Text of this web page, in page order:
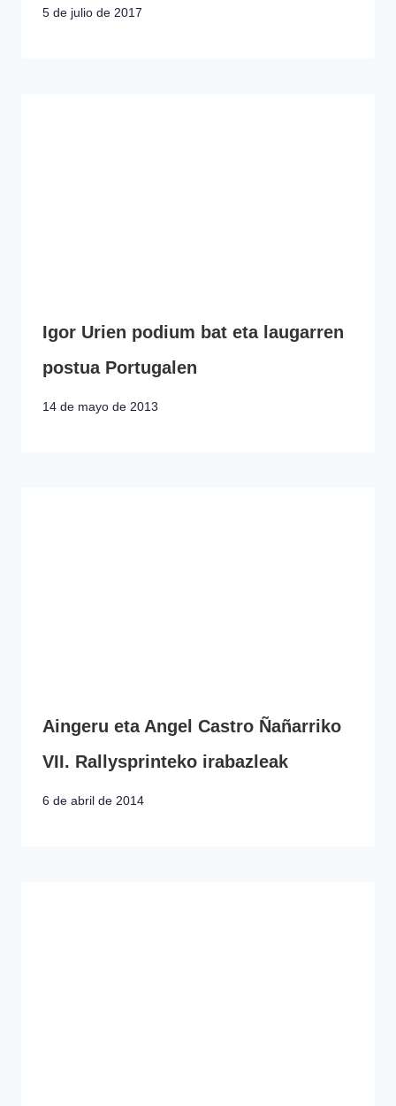
5 de julio de 2017
Igor Urien podium bat eta laugarren
postua Portugalen
14 de mayo de 2013
Aingeru eta Angel Castro Ñañarriko
VII. Rallysprinteko irabazleak
6 de abril de 2014